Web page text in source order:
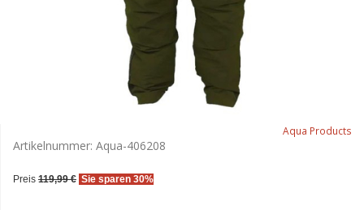
Aqua Products
Artikelnummer: Aqua-406208
Preis 119,99 € Sie sparen 30%